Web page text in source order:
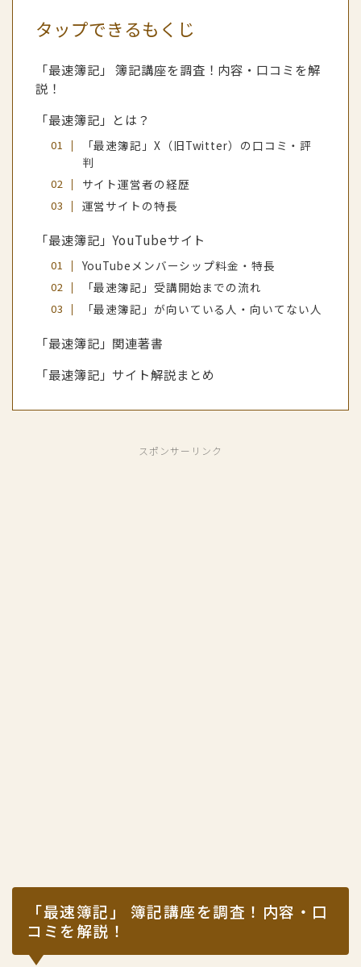
タップできるもくじ
「最速簿記」 簿記講座を調査！内容・口コミを解
説！
「最速簿記」とは？
「最速簿記」X（旧Twitter）の口コミ・評
判
サイト運営者の経歴
運営サイトの特長
「最速簿記」YouTubeサイト
YouTubeメンバーシップ料金・特長
「最速簿記」受講開始までの流れ
「最速簿記」が向いている人・向いてない人
「最速簿記」関連著書
「最速簿記」サイト解説まとめ
スポンサーリンク
「最速簿記」 簿記講座を調査！内容・口
コミを解説！